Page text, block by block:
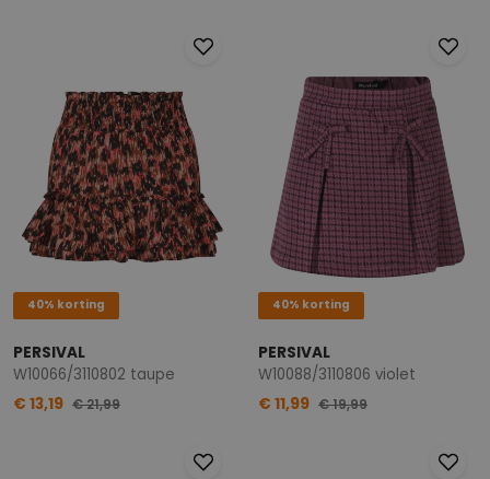
40% korting
PERSIVAL
W10066/3110802 taupe
€ 13,19 € 21,99
40% korting
PERSIVAL
W10088/3110806 violet
€ 11,99 € 19,99